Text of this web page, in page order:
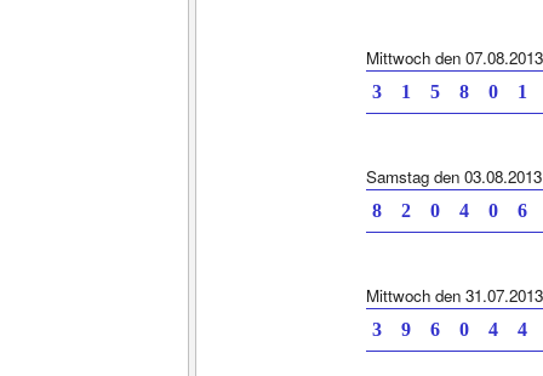
Mittwoch den 07.08.2013
3 1 5 8 0 1
Samstag den 03.08.2013
8 2 0 4 0 6
Mittwoch den 31.07.2013
3 9 6 0 4 4